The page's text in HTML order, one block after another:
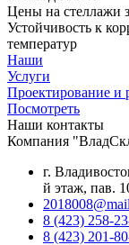
Цены на стеллажи
Устойчивость к
температур
Наши
Услуги
Проектирование и
Посмотреть
Наши контакты
Компания
г.
й этаж, пав.
8 (423) 258-
8 (423) 201-